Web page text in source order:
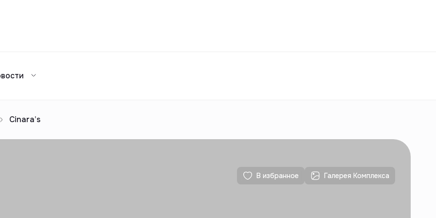
Cinara’s
В избранное Галерея Комплекса